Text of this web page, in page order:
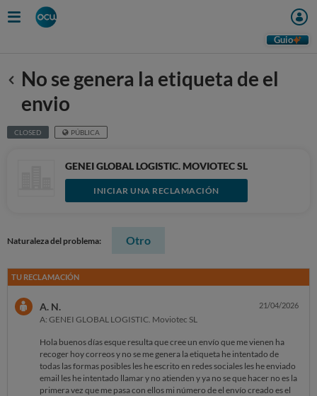
Guio
Anterior
No se genera la etiqueta de el
envio
CLOSED PÚBLICA
GENEI GLOBAL LOGISTIC. MOVIOTEC SL
INICIAR UNA RECLAMACIÓN
Naturaleza del problema: Otro
TU RECLAMACIÓN
A. N.
A: GENEI GLOBAL LOGISTIC. Moviotec SL
21/04/2026
Hola buenos días esque resulta que cree un envío que me vienen ha
recoger hoy correos y no se me genera la etiqueta he intentado de
todas las formas posibles les he escrito en redes sociales les he enviado
email les he intentado llamar y no atienden y ya no se que hacer no es la
primera vez que me pasa con ellos mi número de el envío creado es el